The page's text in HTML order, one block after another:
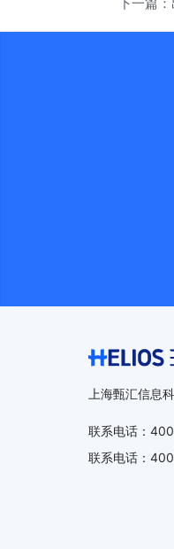
上海甄汇信息
联系电话 ：
联系电话 ：